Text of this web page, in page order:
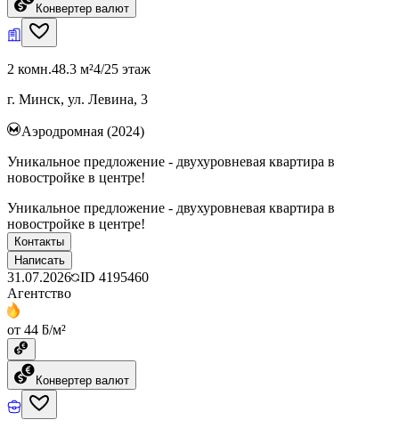
Конвертер валют
2 комн.48.3 м²4/25 этаж
г. Минск, ул. Левина, 3
Аэродромная (2024)
Уникальное предложение - двухуровневая квартира в
новостройке в центре!
Уникальное предложение - двухуровневая квартира в
новостройке в центре!
Контакты
Написать
31.07.2026 ID 4195460
Агентство
от 44 ƃ/м²
Конвертер валют